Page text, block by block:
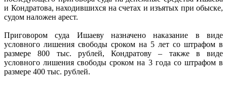
и Кондратова, находившихся на счетах и изъятых при обыске,
судом наложен арест.
Приговором суда Ишаеву назначено наказание в виде
условного лишения свободы сроком на 5 лет со штрафом в
размере 800 тыс. рублей, Кондратову – также в виде
условного лишения свободы сроком на 3 года со штрафом в
размере 400 тыс. рублей.